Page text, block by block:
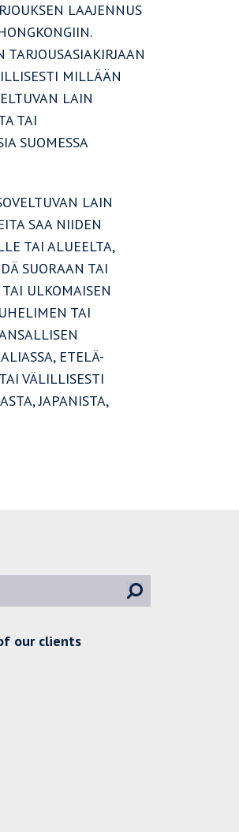
LAAJENNUS
TARJOUSASIAKIRJAAN
MILLÄÄN
LAIN
TAI
SUOMESSA
LAIN
SAA NIIDEN
TAI ALUEELTA,
SUORAAN TAI
ULKOMAISEN
TAI
ETELÄ-
VÄLILLISESTI
JAPANISTA,
our clients